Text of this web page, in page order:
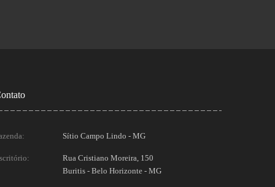
Sítio Campo Lindo - MG
Rua Cristiano Moreira, 150
Buritis - Belo Horizonte - MG